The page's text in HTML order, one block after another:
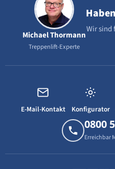
Michael Thormann
Treppenlift-Experte
Wir sind
E-Mail-Kontakt Konfigurator
0800
Erreichbar